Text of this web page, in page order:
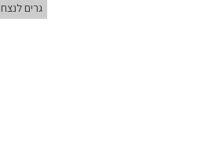
גרים לנצח